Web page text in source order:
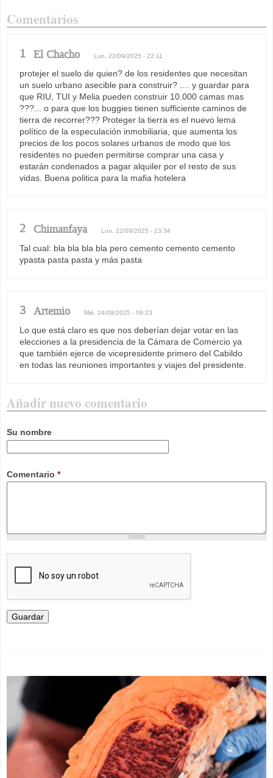
Comentarios
1 El Chacho Lun, 22/09/2025 - 22:11
protejer el suelo de quien? de los residentes que necesitan
un suelo urbano asecible para construir? .... y guardar para
que RIU, TUI y Melia pueden construir 10.000 camas mas
???... o para que los buggies tienen sufficiente caminos de
tierra de recorrer??? Proteger la tierra es el nuevo lema
político de la especulación inmobiliaria, que aumenta los
precios de los pocos solares urbanos de modo que los
residentes no pueden permitirse comprar una casa y
estarán condenados a pagar alquiler por el resto de sus
vidas. Buena politica para la mafia hotelera
2 Chimanfaya Lun, 22/09/2025 - 23:34
Tal cual: bla bla bla bla pero cemento cemento cemento
ypasta pasta pasta y más pasta
3 Artemio Mié, 24/09/2025 - 09:23
Lo que está claro es que nos deberían dejar votar en las
elecciones a la presidencia de la Cámara de Comercio ya
que también ejerce de vicepresidente primero del Cabildo
en todas las reuniones importantes y viajes del presidente.
Añadir nuevo comentario
Su nombre
Comentario *